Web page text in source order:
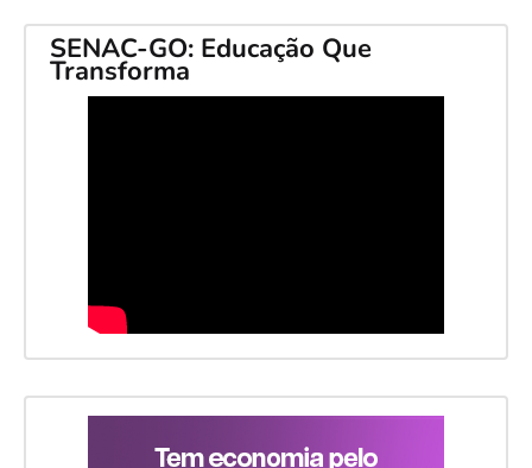
SENAC-GO: Educação Que
Transforma